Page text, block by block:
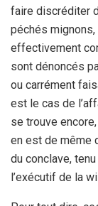
faire discréditer
péchés
effectivement
sont dénoncés
ou carrément
est le cas de
se trouve
en est de même
du conclave,
l’exécutif de la